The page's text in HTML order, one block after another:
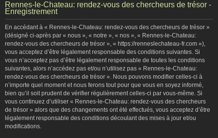
Rennes-le-Chateau: rendez-vous des chercheurs de trésor -
Enregistrement
En accédant à « Rennes-le-Chateau: rendez-vous des chercheurs de trésor »
(désigné ci-après par « nous », « notre », « nos », « Rennes-le-Chateau:
rendez-vous des chercheurs de trésor », « https://renneslechateau-fr.com »),
vous acceptez d’être légalement responsable des conditions suivantes. Si
vous n’acceptez pas d’être légalement responsable de toutes les conditions
suivantes, alors n’accédez pas et/ou n’utilisez pas « Rennes-le-Chateau:
rendez-vous des chercheurs de trésor ». Nous pouvons modifier celles-ci à
n’importe quel moment et nous ferons tout pour que vous en soyez informé,
bien qu’il soit prudent de vérifier régulièrement celles-ci par vous-même. Si
vous continuez d’utiliser « Rennes-le-Chateau: rendez-vous des chercheurs
de trésor » alors que des changements ont été effectués, vous acceptez d’être
légalement responsable des conditions découlant des mises à jour et/ou
modifications.